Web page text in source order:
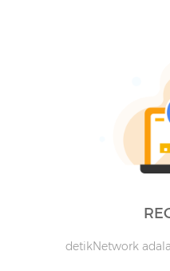
detikNetwork